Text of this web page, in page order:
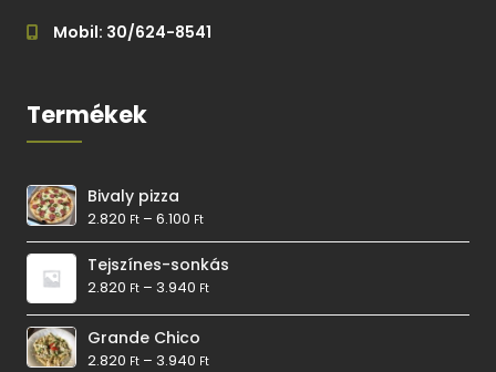
Mobil: 30/624-8541
Termékek
Bivaly pizza
2.820 Ft –6.100 Ft
Tejszínes-sonkás
2.820 Ft – 3.940 Ft
Grande Chico
2.820 Ft – 3.940 Ft